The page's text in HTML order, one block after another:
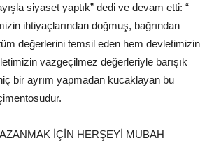
siyaset yaptık” dedi ve devam etti: “
ihtiyaçlarından doğmuş, bağrından
değerlerini temsil eden hem devletimizin
vazgeçilmez değerleriyle barışık
bir ayrım yapmadan kucaklayan bu
İÇİN HERŞEYİ MUBAH